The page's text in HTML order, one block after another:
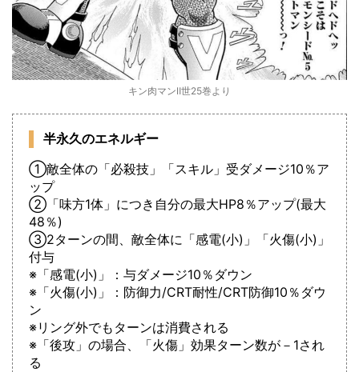
キン肉マンⅡ世25巻より
半永久のエネルギー
①敵全体の「必殺技」「スキル」受ダメージ10％ア
ップ
②「味方1体」につき自分の最大HP8％アップ(最大
48％)
③2ターンの間、敵全体に「感電(小)」「火傷(小)」
付与
※「感電(小)」：与ダメージ10％ダウン
※「火傷(小)」：防御力/CRT耐性/CRT防御10％ダウ
ン
※リング外でもターンは消費される
※「後攻」の場合、「火傷」効果ターン数が－1され
る